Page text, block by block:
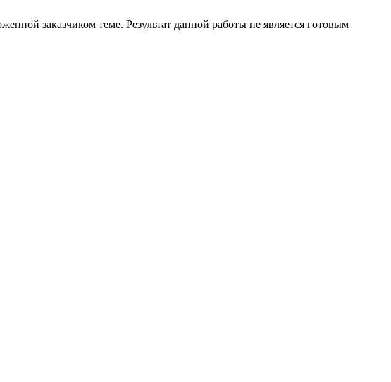
заказчиком теме. Результат данной работы не является готовым